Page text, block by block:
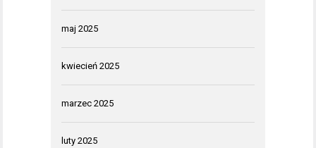
maj 2025
kwiecień 2025
marzec 2025
luty 2025